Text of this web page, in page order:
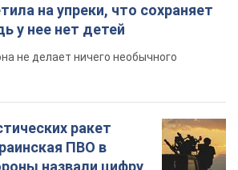
на упреки, что сохраняет
у нее нет детей
не делает ничего необычного
ракет
ПВО в
назвали цифру